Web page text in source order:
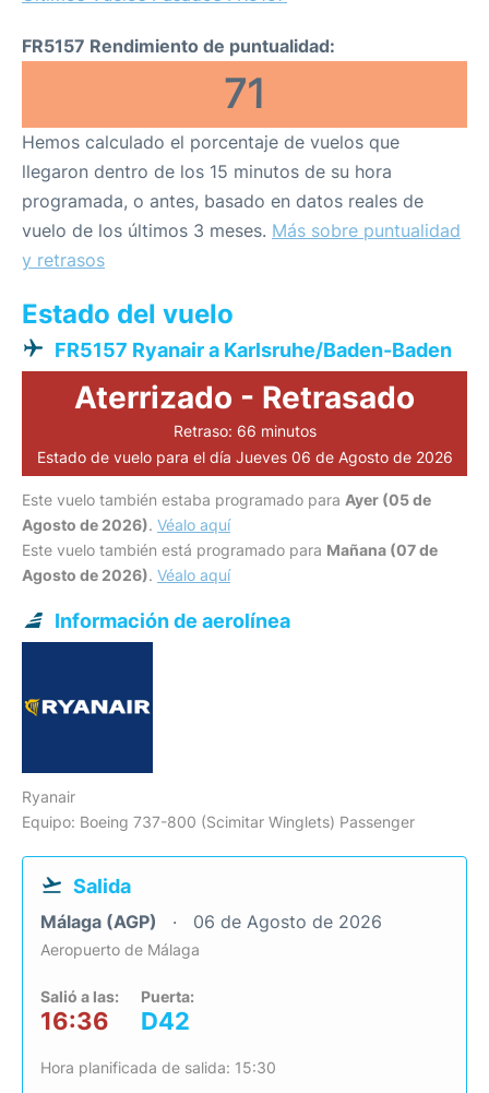
FR5157 Rendimiento de puntualidad:
71
Hemos calculado el porcentaje de vuelos que
llegaron dentro de los 15 minutos de su hora
programada, o antes, basado en datos reales de
vuelo de los últimos 3 meses. Más sobre puntualidad
y retrasos
Estado del vuelo
FR5157 Ryanair a Karlsruhe/Baden-Baden
Aterrizado - Retrasado
Retraso: 66 minutos
Estado de vuelo para el día Jueves 06 de Agosto de 2026
Este vuelo también estaba programado para Ayer (05 de
Agosto de 2026). Véalo aquí
Este vuelo también está programado para Mañana (07 de
Agosto de 2026). Véalo aquí
Información de aerolínea
Ryanair
Equipo: Boeing 737-800 (Scimitar Winglets) Passenger
Salida
Málaga (AGP) 06 de Agosto de 2026
Aeropuerto de Málaga
Salió a las:
16:36
Puerta:
D42
Hora planificada de salida: 15:30